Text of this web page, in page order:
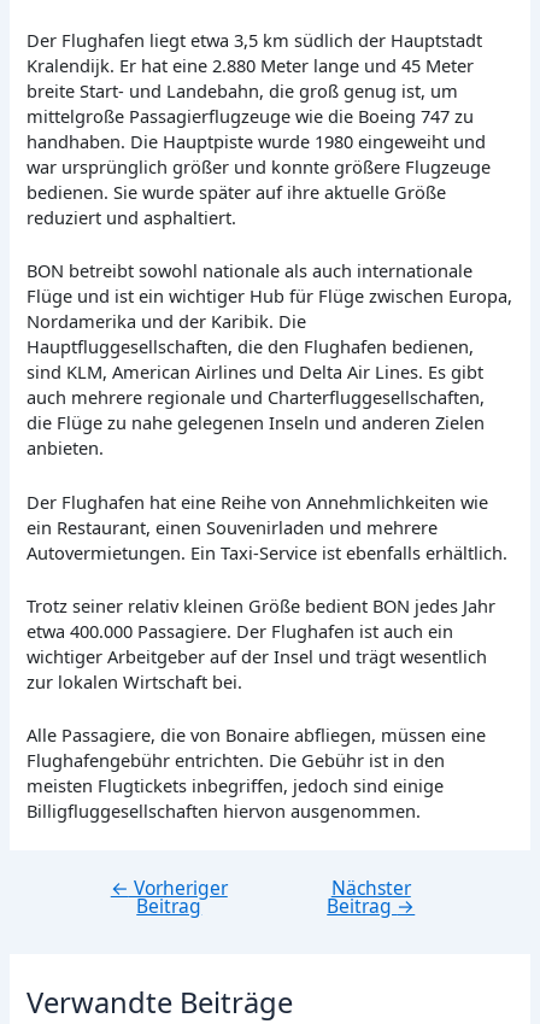
Der Flughafen liegt etwa 3,5 km südlich der Hauptstadt
Kralendijk. Er hat eine 2.880 Meter lange und 45 Meter
breite Start- und Landebahn, die groß genug ist, um
mittelgroße Passagierflugzeuge wie die Boeing 747 zu
handhaben. Die Hauptpiste wurde 1980 eingeweiht und
war ursprünglich größer und konnte größere Flugzeuge
bedienen. Sie wurde später auf ihre aktuelle Größe
reduziert und asphaltiert.
BON betreibt sowohl nationale als auch internationale
Flüge und ist ein wichtiger Hub für Flüge zwischen Europa,
Nordamerika und der Karibik. Die
Hauptfluggesellschaften, die den Flughafen bedienen,
sind KLM, American Airlines und Delta Air Lines. Es gibt
auch mehrere regionale und Charterfluggesellschaften,
die Flüge zu nahe gelegenen Inseln und anderen Zielen
anbieten.
Der Flughafen hat eine Reihe von Annehmlichkeiten wie
ein Restaurant, einen Souvenirladen und mehrere
Autovermietungen. Ein Taxi-Service ist ebenfalls erhältlich.
Trotz seiner relativ kleinen Größe bedient BON jedes Jahr
etwa 400.000 Passagiere. Der Flughafen ist auch ein
wichtiger Arbeitgeber auf der Insel und trägt wesentlich
zur lokalen Wirtschaft bei.
Alle Passagiere, die von Bonaire abfliegen, müssen eine
Flughafengebühr entrichten. Die Gebühr ist in den
meisten Flugtickets inbegriffen, jedoch sind einige
Billigfluggesellschaften hiervon ausgenommen.
Beitragsnavigation
← Vorheriger
Beitrag
Nächster
Beitrag→
Verwandte Beiträge